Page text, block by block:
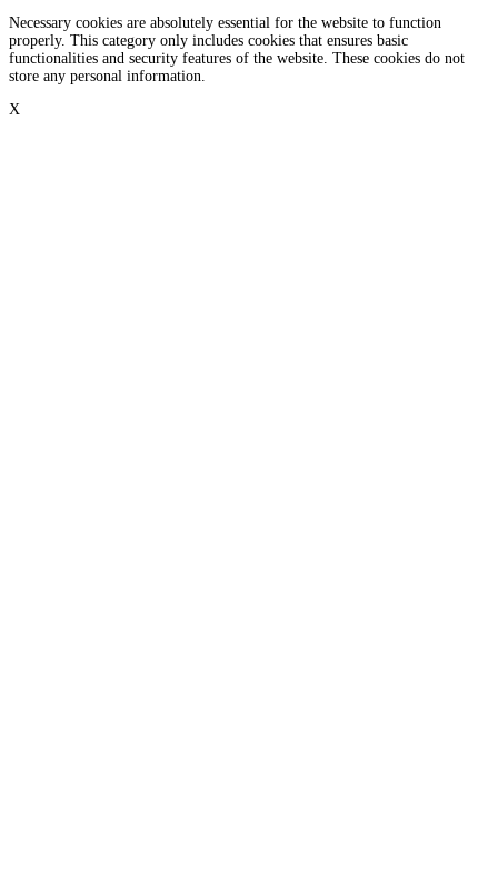
Necessary cookies are absolutely essential for the website to function
properly. This category only includes cookies that ensures basic
functionalities and security features of the website. These cookies do not
store any personal information.
X